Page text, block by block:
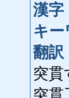
漢字
キー
翻訳
突貫